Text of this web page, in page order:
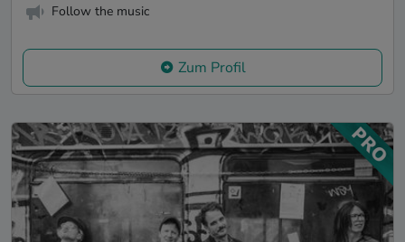
Follow the music
Zum Profil